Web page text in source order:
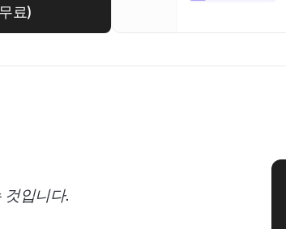
료)
것입니다.